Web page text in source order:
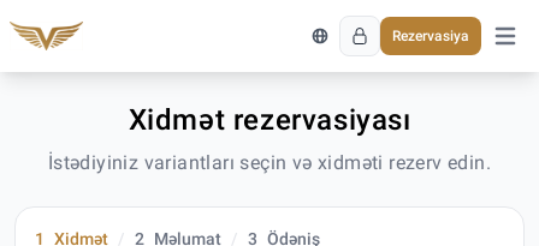
Rezervasiya
Əsas
Xidmət rezervasiyası
İstədiyiniz variantları seçin və xidməti rezerv edin.
1 Xidmət 2 Məlumat 3 Ödəniş